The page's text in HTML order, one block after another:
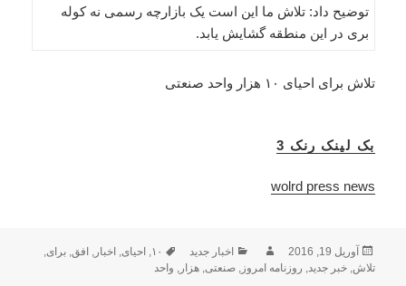
توضیح داد: تلاش ما این است یک بازارچه رسمی نه کوله
بری در این منطقه گشایش یابد.
تلاش برای احیای ۱۰ هزار واحد صنعتی
بک لینک رنک 3
wolrd press news
ارسال
شده
آوریل 19, 2016 نویسندهدسته‌ها
اخبار جدید برچسب‌ها
۱۰, احیای, اخبار, افق,برای,
تلاش,خبر جدید, روزنامه امروز,صنعتی,هزار, واحد